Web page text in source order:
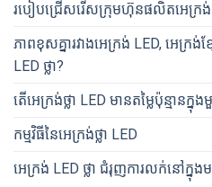
របៀបជ្រើសរើសក្រុមហ៊ុនផលិតអេក្រ
ភាពខុសគ្នារវាងអេក្រង់ LED, អេក្រង់
LED ថ្លា?
តើអេក្រង់ថ្លា LED មានតម្លៃប៉ុន្មានក្នុ
កម្មវិធីនៃអេក្រង់ថ្លា LED
អេក្រង់ LED ថ្លា ជំរុញការលក់នៅក្